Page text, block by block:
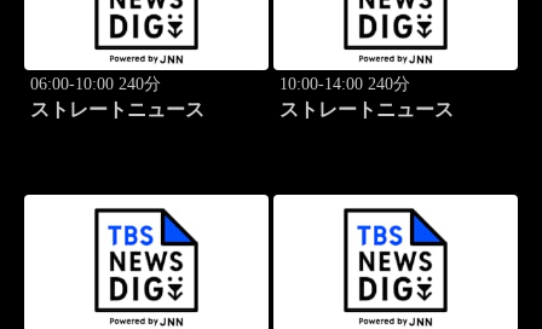
06:00-10:00 240分
ストレートニュース
10:00-14:00 240分
ストレートニュース